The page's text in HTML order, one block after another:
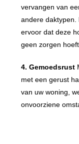
vervangen van
andere daktypen.
ervoor dat deze
geen zorgen
4. Gemoedsrust
met een gerust
van uw woning,
onvoorziene